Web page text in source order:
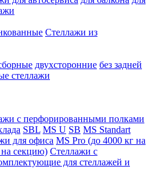
Стеллажи из
двухсторонние без задней
стеллажи
с перфорированными полками
SBL MS U SB MS Standart
для офиса MS Pro (до 4000 кг на
на секцию) Стеллажи с
для стеллажей и